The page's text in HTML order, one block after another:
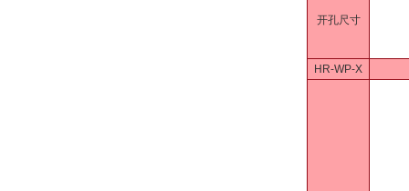
开孔尺寸
HR-WP-X